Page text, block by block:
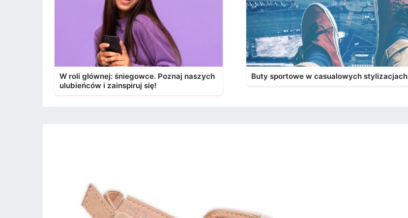
W roli głównej: śniegowce. Poznaj naszych
ulubieńców i zainspiruj się!
Buty sportowe w casualowych stylizacjach